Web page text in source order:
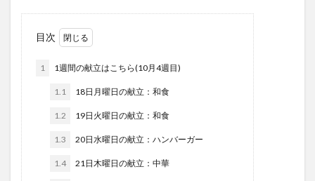
目次
1 1週間の献立はこちら(10月4週目)
1.1 18日月曜日の献立：和食
1.2 19日火曜日の献立：和食
1.3 20日水曜日の献立：ハンバーガー
1.4 21日木曜日の献立：中華